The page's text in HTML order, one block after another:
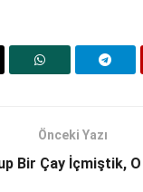
Önceki Yazı
Bir Çay İçmiştik,